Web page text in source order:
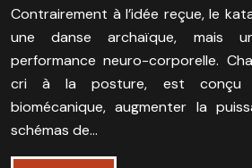
Contrairement à l’idée reçue, le
une danse archaïque, mais
performance neuro-corporelle.
cri à la posture, est conçu
biomécanique, augmenter la
schémas de…